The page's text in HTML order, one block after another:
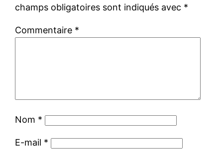
champs obligatoires sont indiqués avec *
Commentaire *
Nom *
E-mail *